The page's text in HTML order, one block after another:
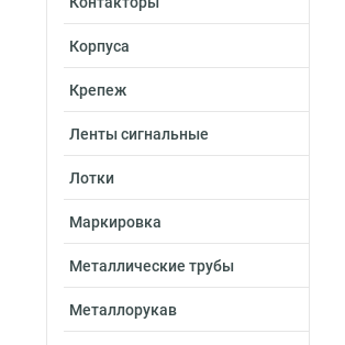
Корпуса
Крепеж
Ленты сигнальные
Лотки
Маркировка
Металлические трубы
Металлорукав